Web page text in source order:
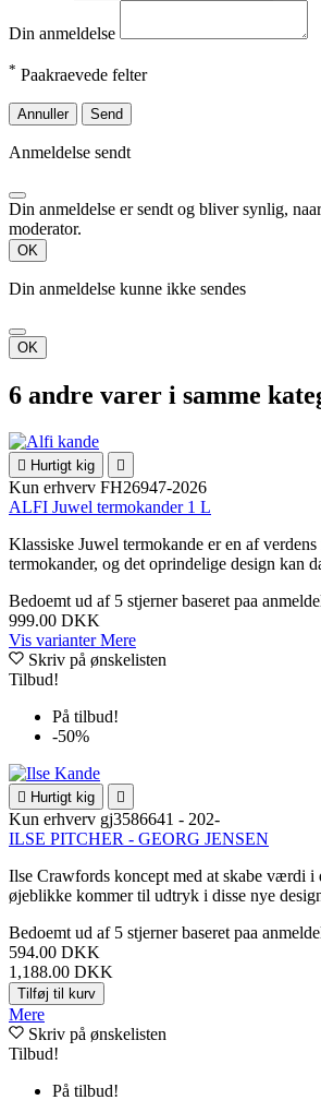
Din anmeldelse
* Paakraevede felter
Annuller Send
Anmeldelse sendt
Din anmeldelse er sendt og bliver synlig,
moderator.
OK
Din anmeldelse kunne ikke sendes
OK
6 andre varer i samme
 Hurtigt kig 
Kun erhverv FH26947-2026
ALFI Juwel termokander 1 L
Klassiske Juwel termokande er en af verdens
termokander, og det oprindelige design kan
Bedoemt ud af 5 stjerner baseret paa
999.00 DKK
Vis varianterMere
Skriv på ønskelisten
Tilbud!
På tilbud!
-50%
 Hurtigt kig 
Kun erhverv gj3586641 - 202-
ILSE PITCHER - GEORG JENSEN
Ilse Crawfords koncept med at skabe værdi i
øjeblikke kommer til udtryk i disse nye
Bedoemt ud af 5 stjerner baseret paa
594.00 DKK
1,188.00 DKK
Tilføj til kurv
Mere
Skriv på ønskelisten
Tilbud!
På tilbud!